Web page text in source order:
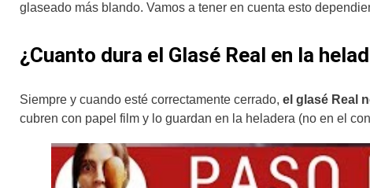
glaseado más blando. Vamos a tener en cuenta esto
¿Cuanto dura el Glasé Real en la
Siempre y cuando esté correctamente cerrado, el glasé Real
cubren con papel film y lo guardan en la heladera (no en el